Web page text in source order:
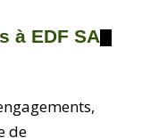
à EDF SA
de